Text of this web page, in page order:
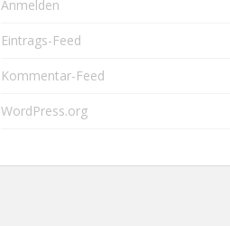
Anmelden
Eintrags-Feed
Kommentar-Feed
WordPress.org